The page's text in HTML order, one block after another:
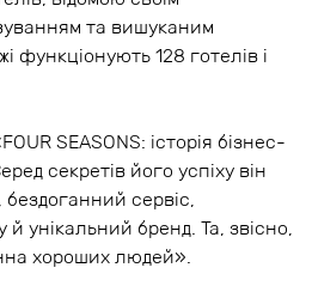
та вишуканим
функціонують 128 готелів і
SEASONS: історія бізнес-
секретів його успіху він
бездоганний сервіс,
й унікальний бренд. Та, звісно,
хороших людей».